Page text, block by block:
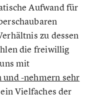
Aufwand für
zu dessen
die freiwillig
mit
und -nehmern sehr
Vielfaches der